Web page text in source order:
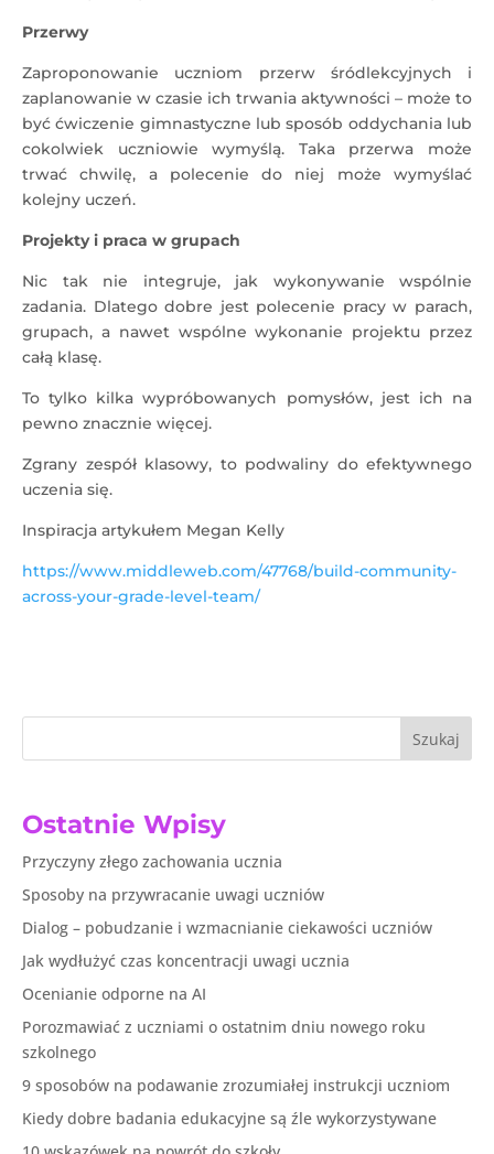
Przerwy
Zaproponowanie uczniom przerw śródlekcyjnych i
zaplanowanie w czasie ich trwania aktywności – może to
być ćwiczenie gimnastyczne lub sposób oddychania lub
cokolwiek uczniowie wymyślą. Taka przerwa może
trwać chwilę, a polecenie do niej może wymyślać
kolejny uczeń.
Projekty i praca w grupach
Nic tak nie integruje, jak wykonywanie wspólnie
zadania. Dlatego dobre jest polecenie pracy w parach,
grupach, a nawet wspólne wykonanie projektu przez
całą klasę.
To tylko kilka wypróbowanych pomysłów, jest ich na
pewno znacznie więcej.
Zgrany zespół klasowy, to podwaliny do efektywnego
uczenia się.
Inspiracja artykułem Megan Kelly
https://www.middleweb.com/47768/build-community-
across-your-grade-level-team/
Szukaj
Ostatnie Wpisy
Przyczyny złego zachowania ucznia
Sposoby na przywracanie uwagi uczniów
Dialog – pobudzanie i wzmacnianie ciekawości uczniów
Jak wydłużyć czas koncentracji uwagi ucznia
Ocenianie odporne na AI
Porozmawiać z uczniami o ostatnim dniu nowego roku
szkolnego
9 sposobów na podawanie zrozumiałej instrukcji uczniom
Kiedy dobre badania edukacyjne są źle wykorzystywane